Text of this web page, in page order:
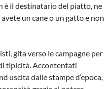
è il destinatario del piatto, ne
un cane o un gatto e non
gita verso le campagne per
tipicità. Accontentati
uscita dalle stampe d’epoca,